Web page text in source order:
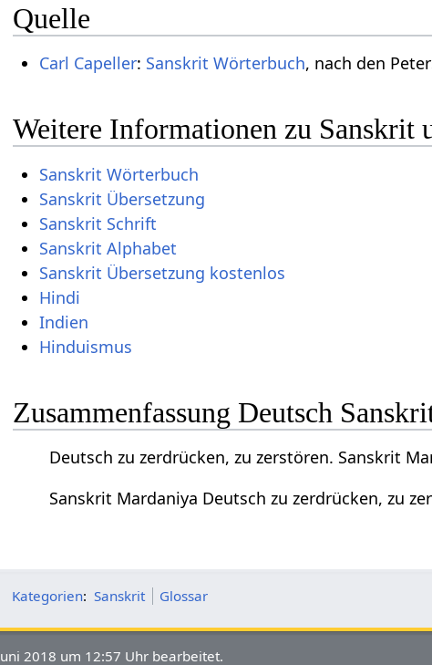
Quelle
Carl Capeller: Sanskrit Wörterbuch, nach den
Weitere Informationen zu Sanskrit
Sanskrit Wörterbuch
Sanskrit Übersetzung
Sanskrit Schrift
Sanskrit Alphabet
Sanskrit Übersetzung kostenlos
Hindi
Indien
Hinduismus
Zusammenfassung Deutsch
Deutsch zu zerdrücken, zu zerstören. Sanskrit
Sanskrit Mardaniya Deutsch zu zerdrücken, zu
Kategorien: Sanskrit Glossar
2018 um 12:57 Uhr bearbeitet.